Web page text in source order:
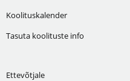
Koolituskalender
Tasuta koolituste info
Ettevõtjale